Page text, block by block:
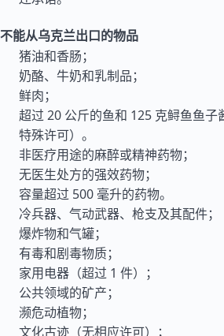
不能从乌克兰出口的物品
猪油和香肠；
奶酪、牛奶和乳制品；
鲜肉；
超过 20 公斤的鱼和 125 克鲟鱼鱼子
特殊许可）。
非医疗用途的麻醉或精神药物；
无医生处方的强效药物；
容量超过 500 毫升的药物。
冷兵器、气动武器、枪支及其配件；
爆炸物和气罐；
有毒和剧毒物质；
家用电器（超过 1 件）；
公共领域的矿产；
濒危动植物；
文化古迹（无相应许可）；